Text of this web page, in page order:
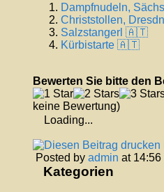
Dampfnudeln,
Christstollen,
Salzstangerl 🇦🇹
Kürbistarte 🇦🇹
Bewerten Sie bitte den
keine Bewertung)
Loading...
Posted by admin at 14:56
Kategorien